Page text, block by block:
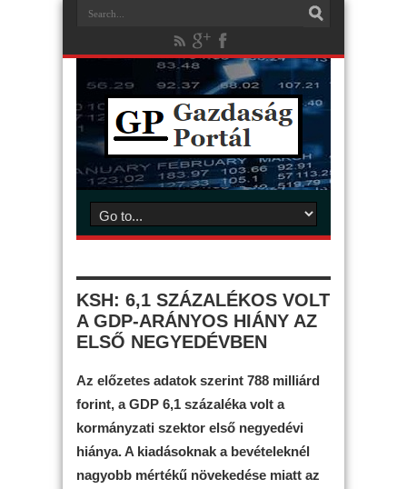
KSH: 6,1 SZÁZALÉKOS VOLT
A GDP-ARÁNYOS HIÁNY AZ
ELSŐ NEGYEDÉVBEN
Az előzetes adatok szerint 788 milliárd
forint, a GDP 6,1 százaléka volt a
kormányzati szektor első negyedévi
hiánya. A kiadásoknak a bevételeknél
nagyobb mértékű növekedése miatt az